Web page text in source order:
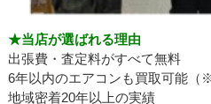
★当店が選ばれる理由
出張費・査定料がすべて無料
6年以内のエアコンも買取可能（
地域密着20年以上の実績